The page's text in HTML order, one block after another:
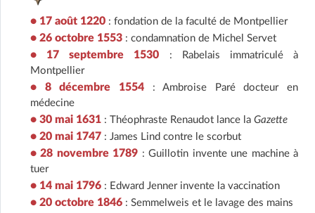
• 17 août 1220 : fondation de la faculté de Montpellier
• 26 octobre 1553 : condamnation de Michel Servet
• 17 septembre 1530 : Rabelais immatriculé à
Montpellier
• 8 décembre 1554: Ambroise Paré docteur en
médecine
• 30 mai 1631 : Théophraste Renaudot lance la Gazette
• 20 mai 1747 : James Lind contre le scorbut
• 28 novembre 1789 : Guillotin invente une machine à
tuer
• 14 mai 1796 : Edward Jenner invente la vaccination
• 20 octobre 1846 : Semmelweis et le lavage des mains